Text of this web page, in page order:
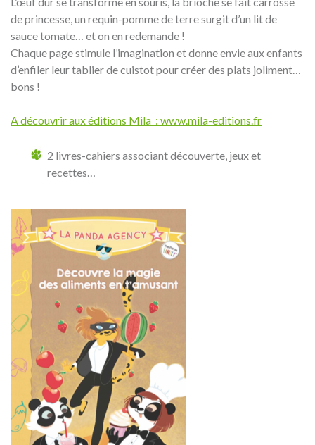
de princesse, un requin-pomme de terre surgit d’un lit de
sauce tomate… et on en redemande !
Chaque page stimule l’imagination et donne envie aux enfants
d’enfiler leur tablier de cuistot pour créer des plats joliment…
bons !
A découvrir aux éditions Mila : www.mila-editions.fr
2 livres-cahiers associant découverte, jeux et
recettes…